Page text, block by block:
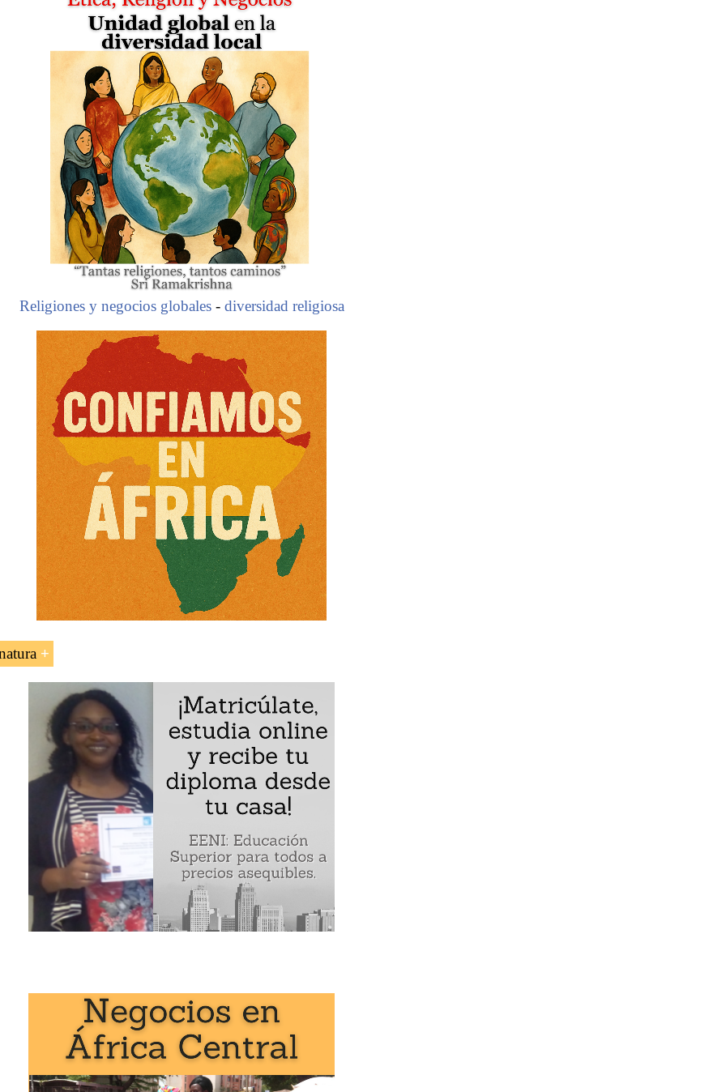
Religiones y negocios globales- diversidad religiosa
mujer de negocios angoleña Isabel dos Santos
Internacional y el grupo financiero Santoro
Isabel dos Santos (la mujer más rica de África):
dos Santos (Angola): la mujer africana más rica» se estudia en los siguientes
Business School:
Africanos,Ética, Religiones y Negocios.